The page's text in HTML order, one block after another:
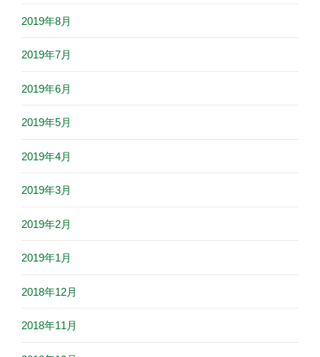
2019年8月
2019年7月
2019年6月
2019年5月
2019年4月
2019年3月
2019年2月
2019年1月
2018年12月
2018年11月